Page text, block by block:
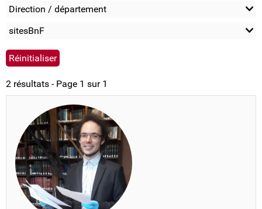
Direction / département
sitesBnF
2 résultats - Page 1 sur 1